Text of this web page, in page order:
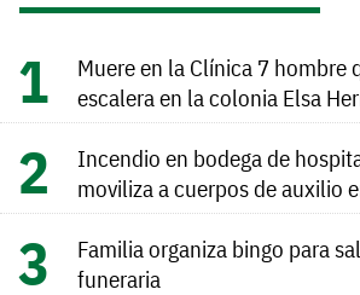
Muere en la Clínica 7 hombre
escalera en la colonia Elsa
Incendio en bodega de
moviliza a cuerpos de auxilio
Familia organiza bingo para
funeraria